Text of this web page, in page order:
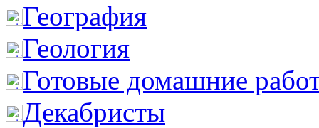
География
Геология
Готовые домашние
Декабристы